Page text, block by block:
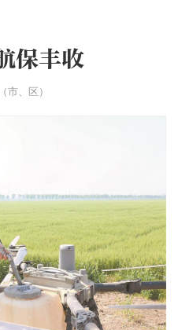
保丰收
市、区）